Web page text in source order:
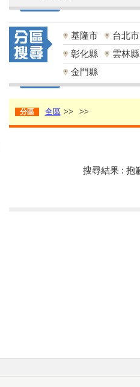
基隆市
台北市
彰化縣
雲林縣
金門縣
分區 全區 >> >>
搜尋結果 : 抱